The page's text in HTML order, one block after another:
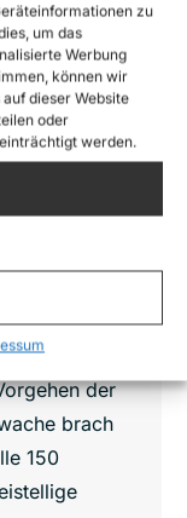
zu
um das
Werbung
können wir
dieser Website
oder
werden.
Überfall
Sea-
hat heute
ein
die
und unsere
zu
der
brach
150